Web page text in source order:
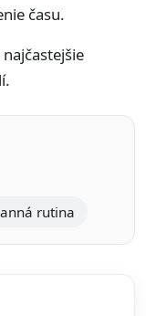
času.
rutina